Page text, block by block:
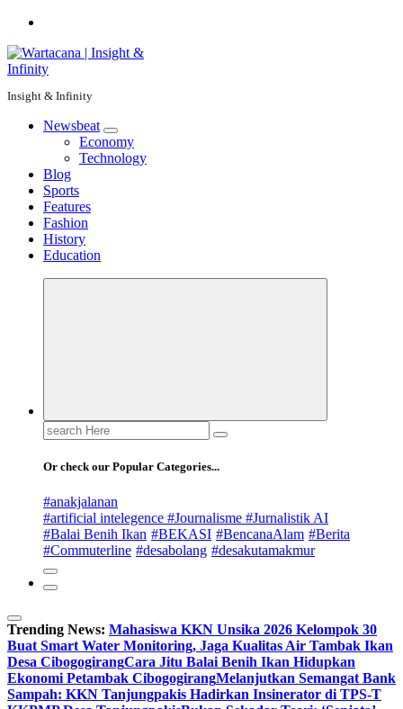
Insight & Infinity
Newsbeat
Economy
Technology
Blog
Sports
Features
Fashion
History
Education
Search
for:
Or check our Popular Categories...
#anakjalanan
#artificial intelegence #Journalisme #Jurnalistik AI
#Balai Benih Ikan #BEKASI #BencanaAlam #Berita
#Commuterline #desabolang #desakutamakmur
Trending News: Mahasiswa KKN Unsika 2026 Kelompok 30
Buat Smart Water Monitoring, Jaga Kualitas Air Tambak Ikan
Desa CibogogirangCara Jitu Balai Benih Ikan Hidupkan
Ekonomi Petambak CibogogirangMelanjutkan Semangat Bank
Sampah: KKN Tanjungpakis Hadirkan Insinerator di TPS-T